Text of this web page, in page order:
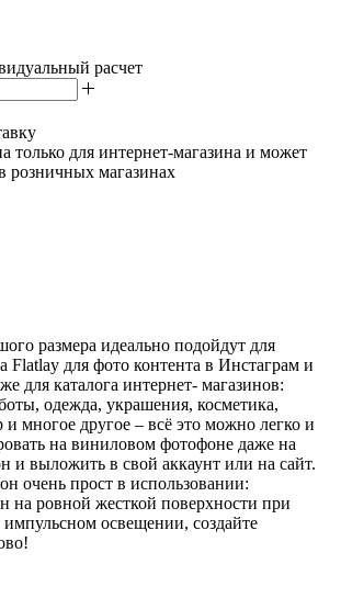
расчет
только для интернет-магазина и может
розничных магазинах
размера идеально подойдут для
Flatlay для фото контента в Инстаграм и
для каталога интернет- магазинов:
одежда, украшения, косметика,
многое другое – всё это можно легко и
на виниловом фотофоне даже на
и выложить в свой аккаунт или на сайт.
очень прост в использовании:
на ровной жесткой поверхности при
освещении, создайте